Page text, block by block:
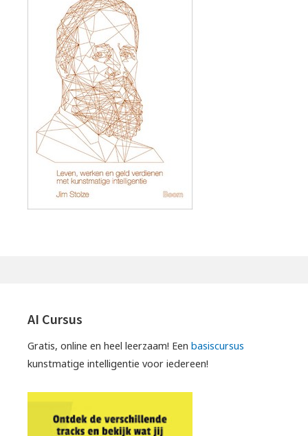
AI Cursus
Gratis, online en heel leerzaam! Een basiscursus
kunstmatige intelligentie voor iedereen!